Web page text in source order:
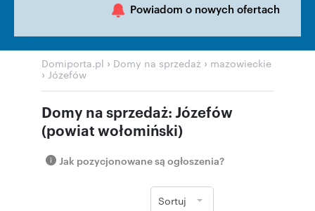
Powiadom o nowych ofertach
Domiporta.pl › Domy na sprzedaż › mazowieckie
› Józefów
Domy na sprzedaż: Józefów
(powiat wołomiński)
Jak pozycjonowane są ogłoszenia?
Sortuj